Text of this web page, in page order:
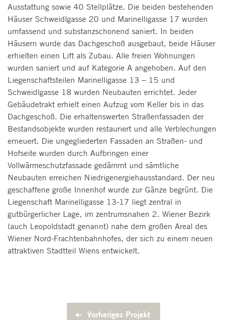
Ausstattung sowie 40 Stellplätze. Die beiden bestehenden
Häuser Schweidlgasse 20 und Marinelligasse 17 wurden
umfassend und substanzschonend saniert. In beiden
Häusern wurde das Dachgeschoß ausgebaut, beide Häuser
erhielten einen Lift als Zubau. Alle freien Wohnungen
wurden saniert und auf Kategorie A angehoben. Auf den
Liegenschaftsteilen Marinelligasse 13 – 15 und
Schweidlgasse 18 wurden Neubauten errichtet. Jeder
Gebäudetrakt erhielt einen Aufzug vom Keller bis in das
Dachgeschoß. Die erhaltenswerten Straßenfassaden der
Bestandsobjekte wurden restauriert und alle Verblechungen
erneuert. Die ungegliederten Fassaden an Straßen- und
Hofseite wurden durch Aufbringen einer
Vollwärmeschutzfassade gedämmt und sämtliche
Neubauten erreichen Niedrigenergiehausstandard. Der neu
geschaffene große Innenhof wurde zur Gänze begrünt. Die
Liegenschaft Marinelligasse 13-17 liegt zentral in
gutbürgerlicher Lage, im zentrumsnahen 2. Wiener Bezirk
(auch Leopoldstadt genannt) nahe dem großen Areal des
Wiener Nord-Frachtenbahnhofes, der sich zu einem neuen
attraktiven Stadtteil Wiens entwickelt.
Vorheriges Projekt